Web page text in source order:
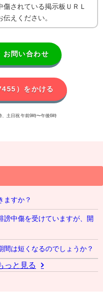
されている掲示板ＵＲＬ
伝えください。
お問い合わせ
）をかける
、土日祝 午前9時〜午後6時
ますか？
謗中傷を受けていますが、開
間は短くなるのでしょうか？
っと見る